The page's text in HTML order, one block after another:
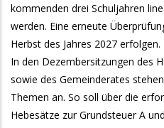
kommenden drei Schuljahren
werden. Eine erneute
Herbst des Jahres 2027 erfolgen.
In den Dezembersitzungen des
sowie des Gemeinderates
Themen an. So soll über die
Hebesätze zur Grundsteuer A